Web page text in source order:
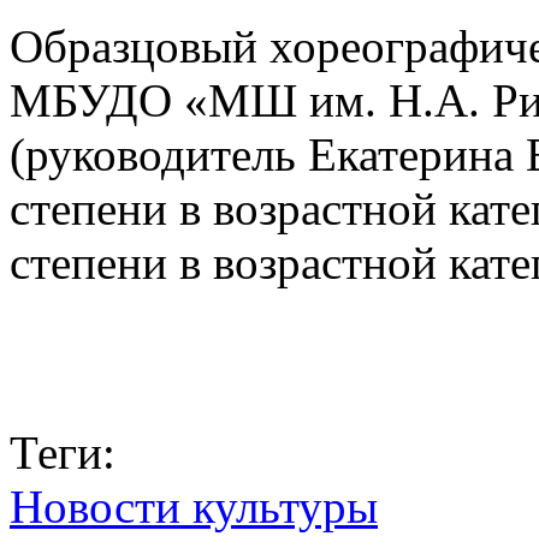
Образцовый
МБУДО «МШ им. Н.А.
(руководитель
степени в возрастной
степени в возрастной
Теги:
Новости культуры